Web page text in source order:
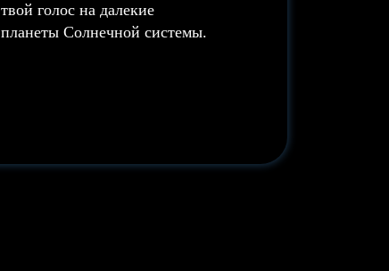
твой голос на далекие
планеты Солнечной системы.